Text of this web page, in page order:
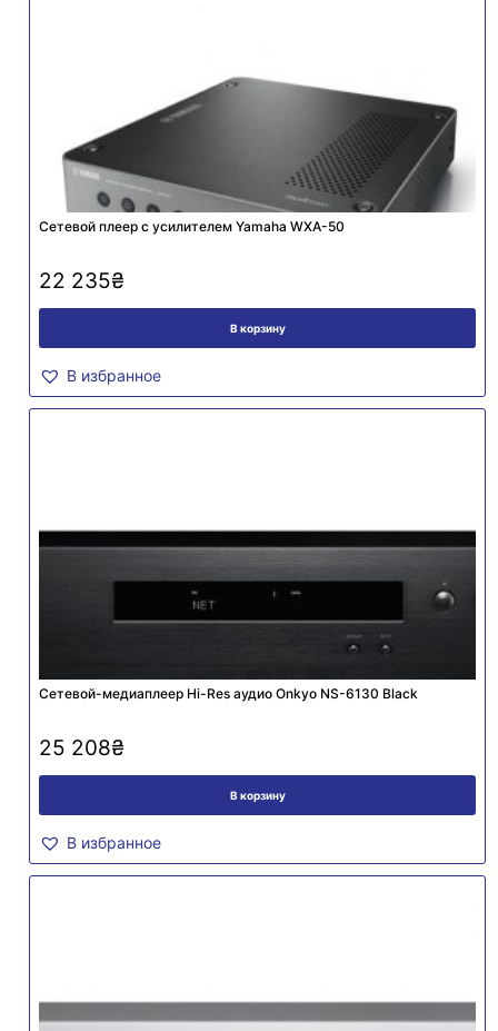
Сетевой плеер с усилителем Yamaha WXA-50
22 235₴
В корзину
В избранное
Сетевой-медиаплеер Hi-Res аудио Onkyo NS-6130 Black
25 208₴
В корзину
В избранное